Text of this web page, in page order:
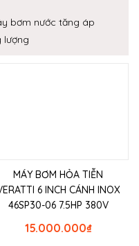
bơm nước tăng áp
lượng
MÁY BƠM HỎA TIỄN
6 INCH CÁNH INOX
46SP30-06 7.5HP 380V
₫
15.000.000